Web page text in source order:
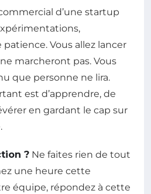
d’une startup
Vous allez lancer
marcheront pas. Vous
que personne ne lira.
est d’apprendre, de
en gardant le cap sur
? Ne faites rien de tout
une heure cette
équipe, répondez à cette